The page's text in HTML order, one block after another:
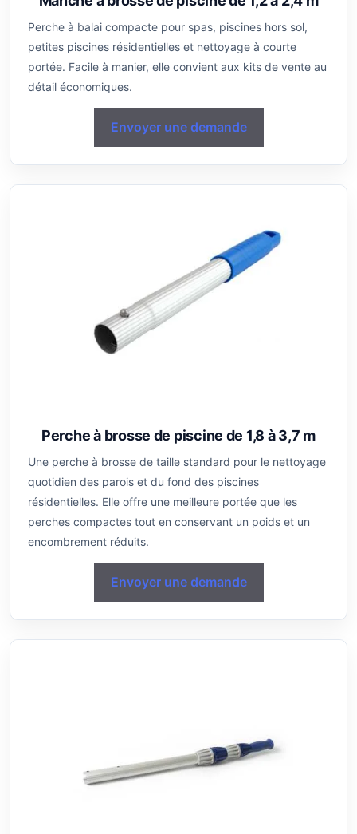
Perche à balai compacte pour spas, piscines hors sol,
petites piscines résidentielles et nettoyage à courte
portée. Facile à manier, elle convient aux kits de vente au
détail économiques.
Envoyer une demande
Perche à brosse de piscine de 1,8 à 3,7 m
Une perche à brosse de taille standard pour le nettoyage
quotidien des parois et du fond des piscines
résidentielles. Elle offre une meilleure portée que les
perches compactes tout en conservant un poids et un
encombrement réduits.
Envoyer une demande